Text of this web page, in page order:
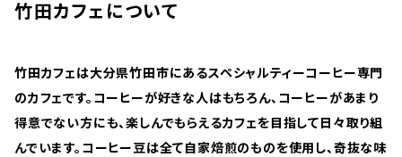
竹田カフェについて
竹田カフェは大分県竹田市にあるスペシャルティーコーヒー専門
のカフェです。コーヒーが好きな人はもちろん、コーヒーがあまり
得意でない方にも、楽しんでもらえるカフェを目指して日々取り組
んでいます。コーヒー豆は全て自家焙煎のものを使用し、奇抜な味